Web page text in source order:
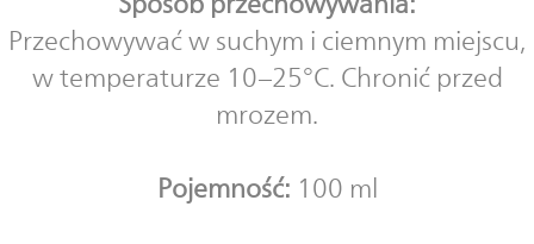
Przechowywać w suchym i ciemnym miejscu,
w temperaturze 10–25°C. Chronić przed
mrozem.
Pojemność: 100 ml